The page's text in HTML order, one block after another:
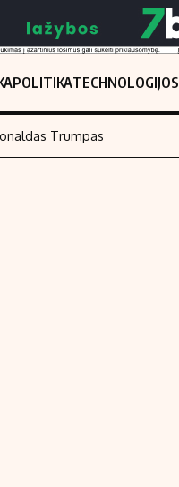
POLITIKATECHNOLOGIJOS
Trumpas